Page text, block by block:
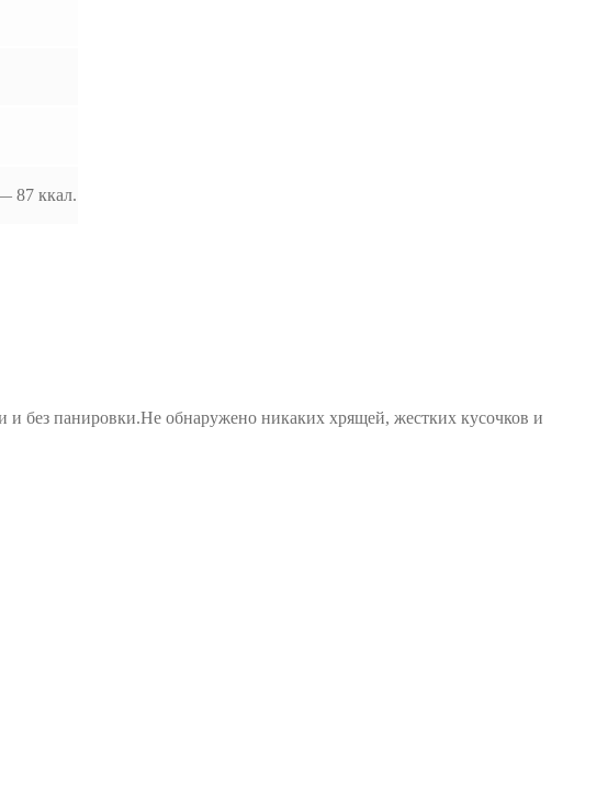
87 ккал.
и без панировки.Не обнаружено никаких хрящей, жестких кусочков и